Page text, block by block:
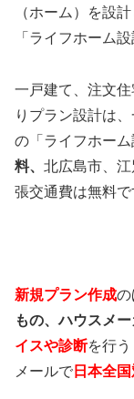
（ホーム）を設
「ライフホーム
一戸建て、注文
りプラン設計は
の「ライフホー
料、 北広島市、
張交通費は無料で
新規プラン作成の
もの、ハウスメ
イスや診断を行
メールで日本全